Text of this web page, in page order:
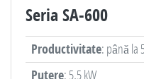
Seria SA-600
Productivitate: până la
Putere: 5,5 kW